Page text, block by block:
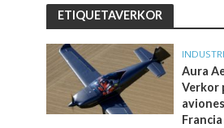
ETIQUETAVERKOR
Aura
Verkor
Francia